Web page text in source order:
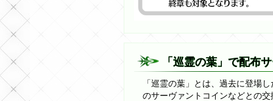
「巡霊の葉」で配布
「巡霊の葉」とは、過去に登場
のサーヴァントコインなどとの